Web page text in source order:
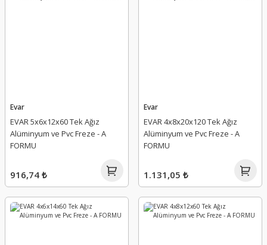
Evar
EVAR 5x6x12x60 Tek Ağız
Alüminyum ve Pvc Freze - A
FORMU
916,74 ₺
Evar
EVAR 4x8x20x120 Tek Ağız
Alüminyum ve Pvc Freze - A
FORMU
1.131,05 ₺